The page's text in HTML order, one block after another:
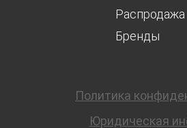
Распродажа
Бренды
Политика
Юридическая